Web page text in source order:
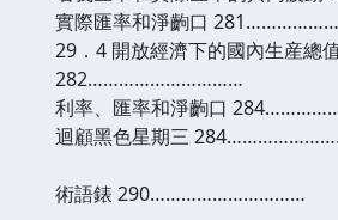
實際匯率和淨齣口
29．4 開放經濟下的國內生産總
282…………………………
利率、匯率和淨齣口
迴顧黑色星期三
術語錶 290…………………………